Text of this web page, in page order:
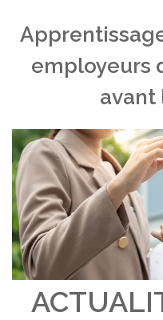
employeurs
avant